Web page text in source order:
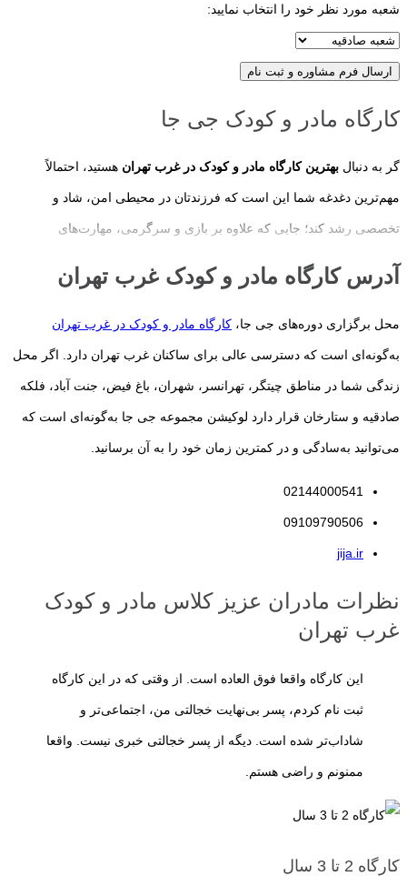
شعبه مورد نظر خود را انتخاب نمایید:
ارسال فرم مشاوره و ثبت نام
کارگاه مادر و کودک جی جا
گر به دنبال بهترین کارگاه مادر و کودک در غرب تهران هستید، احتمالاً
مهم‌ترین دغدغه شما این است که فرزندتان در محیطی امن، شاد و
تخصصی رشد کند؛ جایی که علاوه بر بازی و سرگرمی، مهارت‌های
اجتماعی، ذهنی، حرکتی و عاطفی او نیز تقویت شود. انتخاب یک کارگاه
مناسب، تنها به نزدیکی محل زندگی یا امکانات مجموعه محدود نمی‌شود؛
بلکه کیفیت برنامه‌های آموزشی، تجربه مربیان، تناسب فعالیت‌ها با سن
کودک و ایجاد ارتباطی مؤثر میان مادر و کودک، عواملی هستند که در رشد
همه‌جانبه فرزندتان نقش مهمی دارند.
سال‌های نخست زندگی، مهم‌ترین دوره رشد مغز و شکل‌گیری شخصیت
کودک محسوب می‌شوند. به همین دلیل، متخصصان رشد کودک توصیه
می‌کنند والدین از این فرصت طلایی برای فراهم کردن تجربه‌های متنوع،
هدفمند و متناسب با سن فرزندشان استفاده کنند.
با همین هدف طراحی شده است؛ محیطی که کودک در آن از طریق بازی،
موفقیت او در سال‌های آینده خواهند بود.
درسی نیست. کودکان پیش از دبستان بیش از هر چیز با بازی، تجربه،
مشاهده و کشف دنیای اطراف خود یاد می‌گیرند. به همین دلیل، یک کارگاه
استاندارد باید فعالیت‌های خود را بر پایه بازی هدفمند، تقویت خلاقیت،
افزایش اعتمادبه‌نفس، رشد مهارت‌های ارتباطی و پرورش استقلال کودک
برنامه‌ریزی کند.
در ادامه این مقاله با ویژگی‌های یک
آدرس کارگاه مادر و کودک غرب تهران
محل برگزاری دوره‌های جی جا، کارگاه مادر و کودک در غرب تهران
به‌گونه‌ای است که دسترسی عالی برای ساکنان غرب تهران دارد. اگر محل
زندگی شما در مناطق چیتگر، تهرانسر، شهران، باغ فیض، جنت آباد، فلکه
صادقیه و ستارخان قرار دارد لوکیشن مجموعه جی جا به‌گونه‌ای است که
می‌توانید به‌سادگی و در کمترین زمان خود را به آن برسانید.
02144000541
09109790506
jija.ir
نظرات مادران عزیز کلاس مادر و کودک
غرب تهران
این کارگاه واقعا فوق العاده است. از وقتی که در این کارگاه
ثبت نام کردم، پسر بی‌نهایت خجالتی من، اجتماعی‌تر و
شاداب‌تر شده است. دیگه از پسر خجالتی خبری نیست. واقعا
ممنونم و راضی هستم.
کارگاه 2 تا 3 سال